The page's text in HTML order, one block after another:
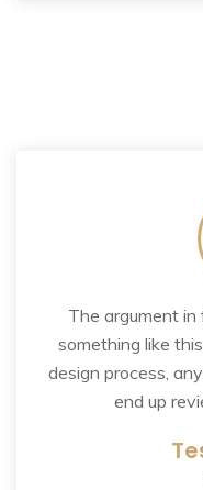
The argument
something like
design process,
end up